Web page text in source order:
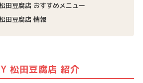
田豆腐店 おすすめメニュー
田豆腐店 情報
松田豆腐店 紹介